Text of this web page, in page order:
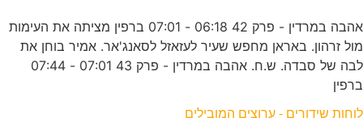
אהבה במרדין - פרק 42 06:18 - 07:01 ברפין מציתה את העימות
מול זרהון. באראן מחפש שעיר לעזאזל לסאנג'אר. אמיר בוחן את
לבה של סבדה. ש.ח. אהבה במרדין - פרק 43 07:01 - 07:44
ברפין
לוחות שידורים - ערוצים המובילים